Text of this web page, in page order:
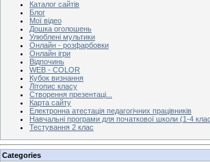
Каталог сайтів
Блог
Мої відео
Дошка оголошень
Улюблені мультики
Онлайн - розфарбовки
Онлайн ігри
Відпочинь
WEB - COLOR
Кубок визнання
Літопис класу
Створення презентаці...
Карта сайту
Електронна атестація педагогічних працівників
Навчальні програми для початкової школи (1-4
Тестування 2 клас
Categories